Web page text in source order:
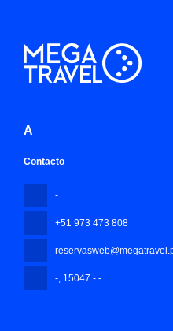
A
Contacto
-
+51 973 473 808
- , 15047 - -